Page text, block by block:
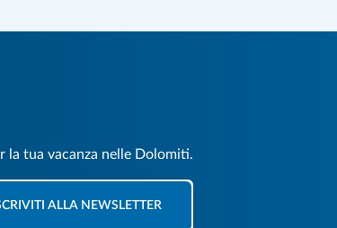
la tua vacanza nelle Dolomiti.
ALLA NEWSLETTER